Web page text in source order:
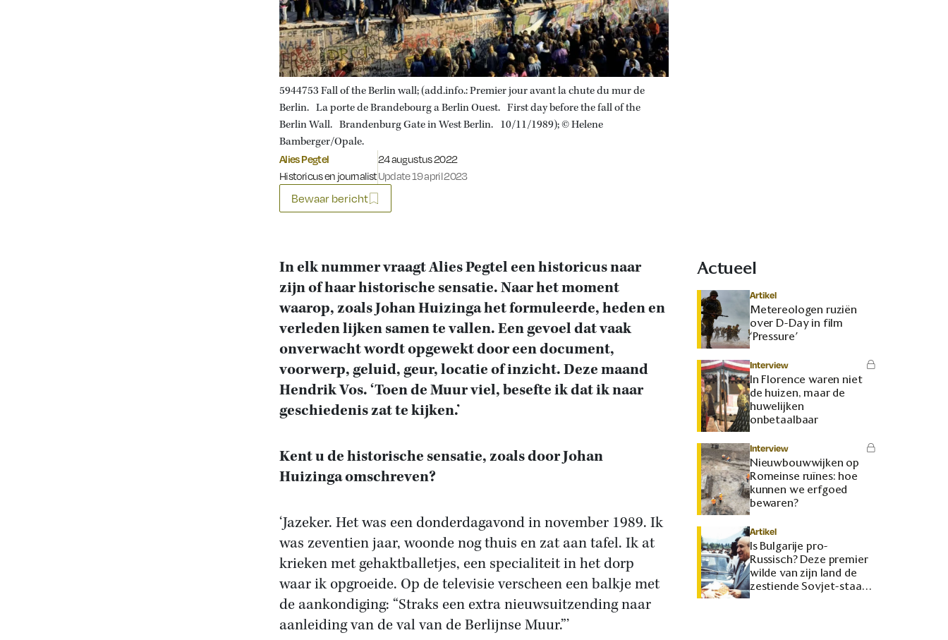
5944753 Fall of the Berlin wall; (add.info.: Premier jour avant la chute du mur de
Berlin. La porte de Brandebourg a Berlin Ouest. First day before the fall of the
Berlin Wall. Brandenburg Gate in West Berlin. 10/11/1989); © Helene
Bamberger/Opale.
Alies Pegtel
Historicus en journalist
Gepubliceerd op:
24 augustus 2022
Update 19 april 2023
Bewaar bericht
In elk nummer vraagt Alies Pegtel een historicus naar
zijn of haar historische sensatie. Naar het moment
waarop, zoals Johan Huizinga het formuleerde, heden en
verleden lijken samen te vallen. Een gevoel dat vaak
onverwacht wordt opgewekt door een document,
voorwerp, geluid, geur, locatie of inzicht. Deze maand
Hendrik Vos. ‘Toen de Muur viel, besefte ik dat ik naar
geschiedenis zat te kijken.’
Kent u de historische sensatie, zoals door Johan
Huizinga omschreven?
‘Jazeker. Het was een donderdagavond in november 1989. Ik
was zeventien jaar, woonde nog thuis en zat aan tafel. Ik at
krieken met gehaktballetjes, een specialiteit in het dorp
waar ik opgroeide. Op de televisie verscheen een balkje met
de aankondiging: “Straks een extra nieuwsuitzending naar
aanleiding van de val van de Berlijnse Muur.”’
Actueel
Artikel
Metereologen ruziën
over D-Day in film
‘Pressure’
Interview
In Florence waren niet
de huizen, maar de
huwelijken
onbetaalbaar
Interview
Nieuwbouwwijken op
Romeinse ruïnes: hoe
kunnen we erfgoed
bewaren?
Artikel
Is Bulgarije pro-
Russisch? Deze premier
wilde van zijn land de
zestiende Sovjet-staat
maken